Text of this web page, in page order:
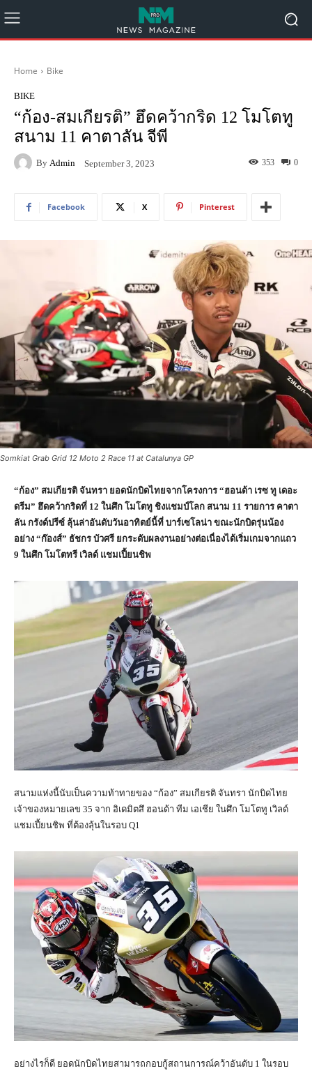
Home Bike
BIKE
“ก้อง-สมเกียรติ” ฮึดคว้ากริด 12 โมโตทู
สนาม 11 คาตาลัน จีพี
By Admin September 3, 2023 0
353
Facebook X Pinterest
Somkiat Grab Grid 12 Moto 2 Race 11 at Catalunya GP
“ก้อง” สมเกียรติ จันทรา ยอดนักบิดไทยจากโครงการ “ฮอนด้า เรซ ทู เดอะ
ดรีม” ฮึดคว้ากริดที่ 12 ในศึก โมโตทู ชิงแชมป์โลก สนาม 11 รายการ คาตา
ลัน กรังด์ปรีซ์ ลุ้นล่าอันดับวันอาทิตย์นี้ที่ บาร์เซโลน่า ขณะนักบิดรุ่นน้อง
อย่าง “ก๊องส์” ธัชกร บัวศรี ยกระดับผลงานอย่างต่อเนื่องได้เริ่มเกมจากแถว
9 ในศึก โมโตทรี เวิลด์ แชมเปี้ยนชิพ
สนามแห่งนี้นับเป็นความท้าทายของ “ก้อง” สมเกียรติ จันทรา นักบิดไทย
เจ้าของหมายเลข 35 จาก อิเดมิตสึ ฮอนด้า ทีม เอเชีย ในศึก โมโตทู เวิลด์
แชมเปี้ยนชิพ ที่ต้องลุ้นในรอบ Q1
อย่างไรก็ดี ยอดนักบิดไทยสามารถกอบกู้สถานการณ์คว้าอันดับ 1 ในรอบ